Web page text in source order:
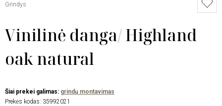
Grindys
Vinilinė danga/ Highland
oak natural
Šiai prekei galimas: grindų montavimas
Prekės kodas: 35992021